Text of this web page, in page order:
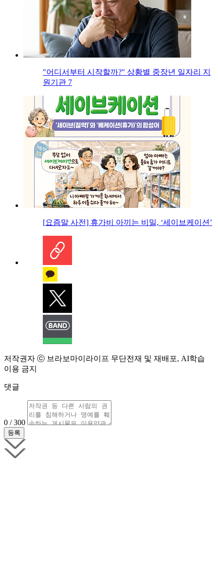
"어디서부터 시작할까?" 상황별 중장년 일자리 지
원기관 7
[요즘말 사전] 휴가비 아끼는 비밀, ‘세이브케이션’
저작권자 ⓒ 브라보마이라이프 무단전재 및 재배포, AI학습
이용 금지
댓글
0 / 300